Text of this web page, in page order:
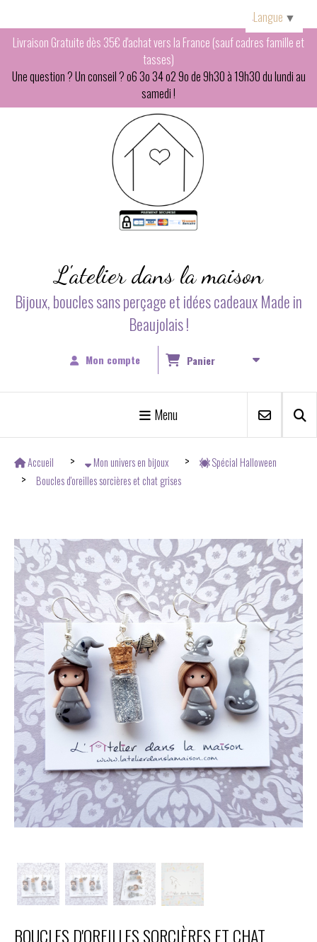
Livraison Gratuite dès 35€ d'achat vers la France (sauf cadres famille et
tasses)
Une question ? Un conseil ? o6 3o 34 o2 9o de 9h30 à 19h30 du lundi au
samedi !
L'atelier dans la maison
Bijoux, boucles sans perçage et idées cadeaux Made in
Beaujolais !
Mon compte Panier
Menu
Accueil Mon univers en bijoux
Spécial Halloween
Boucles d'oreilles sorcières et chat grises
BOUCLES D'OREILLES SORCIÈRES ET CHAT
Langue ▼